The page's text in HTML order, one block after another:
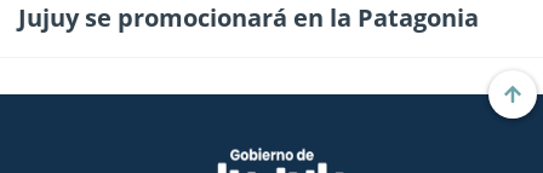
Jujuy se promocionará en la Patagonia